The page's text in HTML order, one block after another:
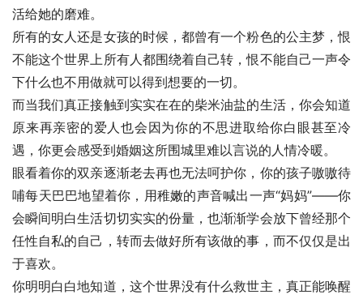
活给她的磨难。
所有的女人还是女孩的时候，都曾有一个粉色的公主梦，恨
不能这个世界上所有人都围绕着自己转，恨不能自己一声令
下什么也不用做就可以得到想要的一切。
而当我们真正接触到实实在在的柴米油盐的生活，你会知道
原来再亲密的爱人也会因为你的不思进取给你白眼甚至冷
遇，你更会感受到婚姻这所围城里难以言说的人情冷暖。
眼看着你的双亲逐渐老去再也无法呵护你，你的孩子嗷嗷待
哺每天巴巴地望着你，用稚嫩的声音喊出一声“妈妈”——你
会瞬间明白生活切切实实的份量，也渐渐学会放下曾经那个
任性自私的自己，转而去做好所有该做的事，而不仅仅是出
于喜欢。
你明明白白地知道，这个世界没有什么救世主，真正能唤醒